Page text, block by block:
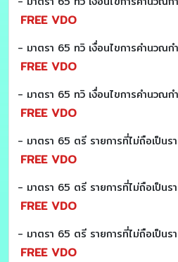
FREE VDO
FREE VDO
FREE VDO
FREE VDO
FREE VDO
FREE VDO